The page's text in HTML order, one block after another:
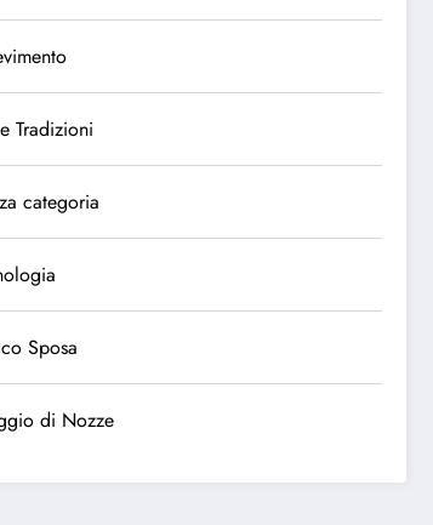
Tradizioni
categoria
Sposa
di Nozze